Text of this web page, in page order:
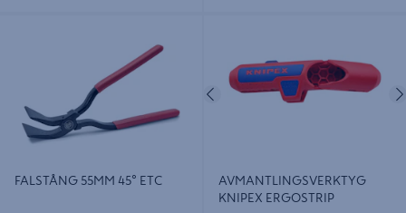
FALSTÅNG 55MM 45° ETC
Föregående
AVMANTLINGSVERKTYG
KNIPEX ERGOSTRIP